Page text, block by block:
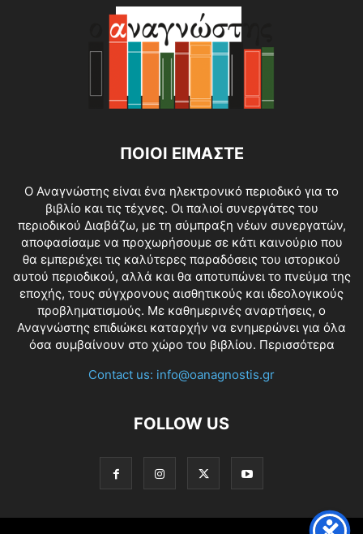
ΠΟΙΟΙ ΕΙΜΑΣΤΕ
O Αναγνώστης είναι ένα ηλεκτρονικό περιοδικό για το
βιβλίο και τις τέχνες. Οι παλιοί συνεργάτες του
περιοδικού Διαβάζω, με τη σύμπραξη νέων συνεργατών,
αποφασίσαμε να προχωρήσουμε σε κάτι καινούριο που
θα εμπεριέχει τις καλύτερες παραδόσεις του ιστορικού
αυτού περιοδικού, αλλά και θα αποτυπώνει το πνεύμα της
εποχής, τους σύγχρονους αισθητικούς και ιδεολογικούς
προβληματισμούς. Με καθημερινές αναρτήσεις, ο
Αναγνώστης επιδιώκει καταρχήν να ενημερώνει για όλα
όσα συμβαίνουν στο χώρο του βιβλίου. Περισσότερα
Contact us: info@oanagnostis.gr
FOLLOW US